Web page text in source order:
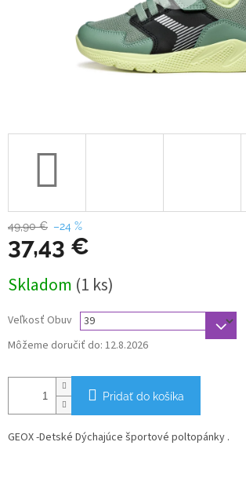
49,90 € –24 %
37,43 €
cena:
Skladom (1 ks)
Veľkosť Obuv
Môžeme doručiť do: 12.8.2026
Pridať do košíka
GEOX -Detské Dýchajúce športové poltopánky .